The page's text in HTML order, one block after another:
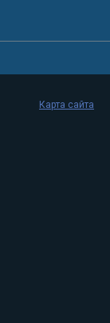
Карта сайта